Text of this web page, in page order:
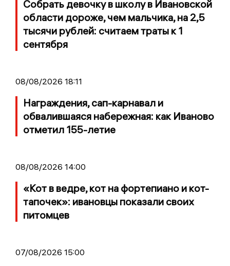
Собрать девочку в школу в Ивановской
области дороже, чем мальчика, на 2,5
тысячи рублей: считаем траты к 1
сентября
08/08/2026 18:11
Награждения, сап-карнавал и
обвалившаяся набережная: как Иваново
отметил 155-летие
08/08/2026 14:00
«Кот в ведре, кот на фортепиано и кот-
тапочек»: ивановцы показали своих
питомцев
07/08/2026 15:00